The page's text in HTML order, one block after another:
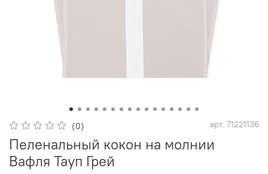
(0) арт. 71221136
Пеленальный кокон на молнии
Вафля Тауп Грей